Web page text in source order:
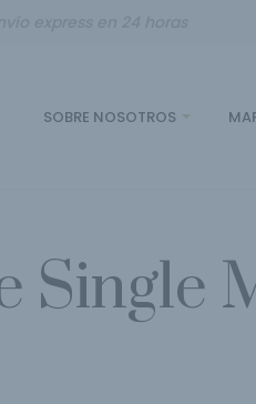
SOBRE NOSOTROS
Single